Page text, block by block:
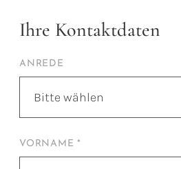
Ihre Kontaktdaten
ANREDE
Bitte wählen
VORNAME *